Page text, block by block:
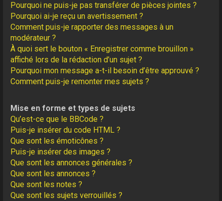
Pourquoi ne puis-je pas transférer de pièces jointes ?
Pourquoi ai-je reçu un avertissement ?
Comment puis-je rapporter des messages à un
modérateur ?
À quoi sert le bouton « Enregistrer comme brouillon »
affiché lors de la rédaction d’un sujet ?
Pourquoi mon message a-t-il besoin d’être approuvé ?
Comment puis-je remonter mes sujets ?
Mise en forme et types de sujets
Qu’est-ce que le BBCode ?
Puis-je insérer du code HTML ?
Que sont les émoticônes ?
Puis-je insérer des images ?
Que sont les annonces générales ?
Que sont les annonces ?
Que sont les notes ?
Que sont les sujets verrouillés ?